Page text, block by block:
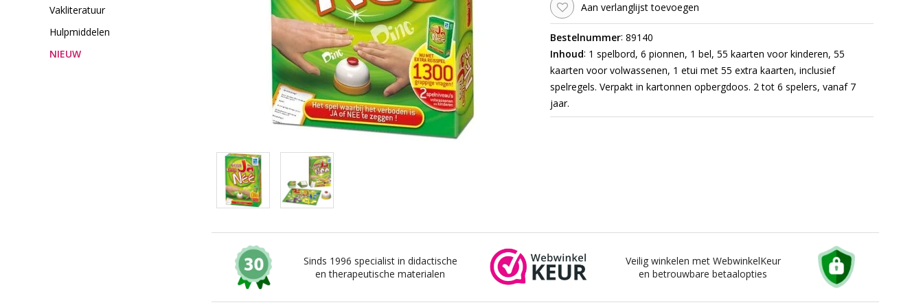
Vakliteratuur
Hulpmiddelen
NIEUW
Aan verlanglijst toevoegen
Bestelnummer: 89140
Inhoud: 1 spelbord, 6 pionnen, 1 bel, 55 kaarten voor kinderen, 55
kaarten voor volwassenen, 1 etui met 55 extra kaarten, inclusief
spelregels. Verpakt in kartonnen opbergdoos. 2 tot 6 spelers, vanaf 7
jaar.
Sinds 1996 specialist in didactische
en therapeutische materialen
Veilig winkelen met WebwinkelKeur
en betrouwbare betaalopties